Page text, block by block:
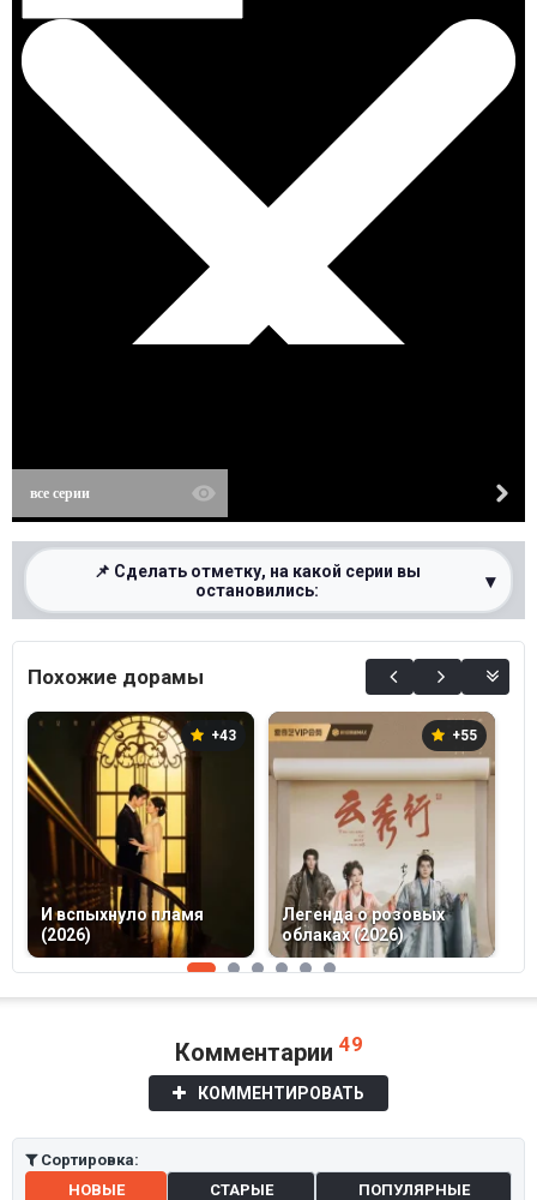
все серии
📌 Сделать отметку, на какой серии вы
остановились:
▾
0%
Похожие дорамы
+43
И вспыхнуло пламя
(2026)
+55
Легенда о розовых
облаках (2026)
Комментарии 49
КОММЕНТИРОВАТЬ
Сортировка:
НОВЫЕ
СТАРЫЕ ПОПУЛЯРНЫЕ